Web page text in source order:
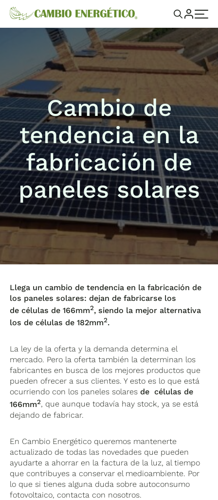
Cambio de
tendencia en la
fabricación de
paneles solares
Llega un cambio de tendencia en la fabricación de
los paneles solares: dejan de fabricarse los
de células de 166mm2, siendo la mejor alternativa
los de células de 182mm2.
La ley de la oferta y la demanda determina el
mercado. Pero la oferta también la determinan los
fabricantes en busca de los mejores productos que
pueden ofrecer a sus clientes. Y esto es lo que está
ocurriendo con los paneles solares de células de
166mm2, que aunque todavía hay stock, ya se está
dejando de fabricar.
En Cambio Energético queremos mantenerte
actualizado de todas las novedades que pueden
ayudarte a ahorrar en la factura de la luz, al tiempo
que contribuyes a conservar el medioambiente. Por
lo que si tienes alguna duda sobre autoconsumo
fotovoltaico, contacta con nosotros.